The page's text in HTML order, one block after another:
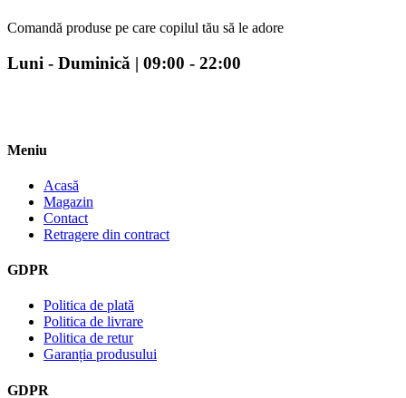
Comandă produse pe care copilul tău să le adore
Luni - Duminică | 09:00 - 22:00
Meniu
Acasă
Magazin
Contact
Retragere din contract
GDPR
Politica de plată
Politica de livrare
Politica de retur
Garanția produsului
GDPR